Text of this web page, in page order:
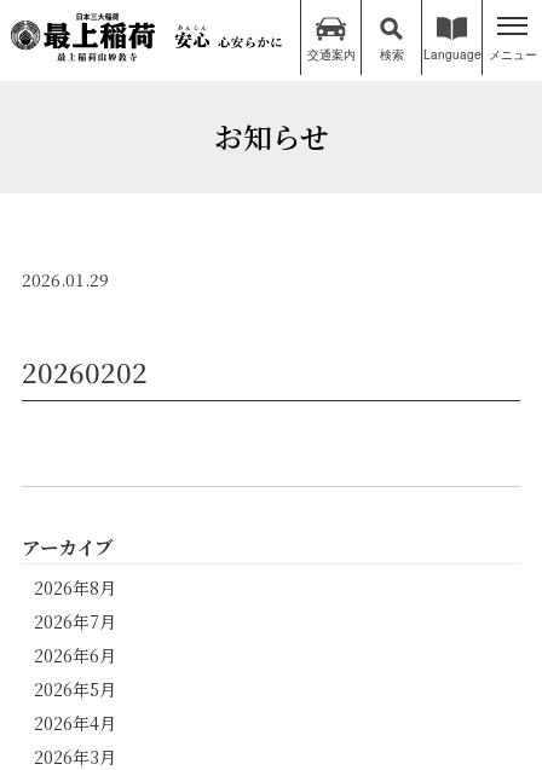
交通案内 検索 Language メニュー
お知らせ
2026.01.29
20260202
アーカイブ
2026年8月
2026年7月
2026年6月
2026年5月
2026年4月
2026年3月